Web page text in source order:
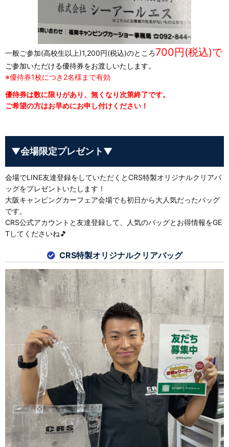
一般ご参加(高校生以上)1,200円(税込)のところ700円(税込)で
ご参加いただける優待券をお渡しいたします。
※優待券1枚につき2名様まで有効
優待券は数に限りがあり、無くなり次第終了です。
ご希望の方はお早めにお申し付けください！
▼会場限定プレゼント▼
会場でLINE友達登録をしていただくとCRS特製オリジナルクリアバ
ッグをプレゼントいたします！
大阪キャンピングカーフェア会場でも初日から大人気だったバッグ
です。
CRS公式アカウントと友達登録して、人気のバッグとお得情報をGE
Tしてくださいね🎵
CRS特製オリジナルクリアバッグ